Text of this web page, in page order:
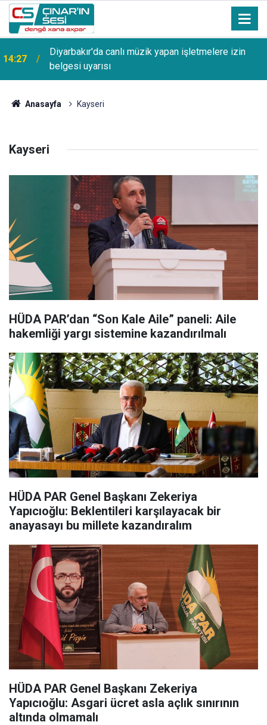
14:27
Diyarbakır'da canlı müzik yapan işletmelere izin
belgesi uyarısı
Anasayfa Kayseri
Kayseri
HÜDA PAR’dan “Son Kale Aile” paneli: Aile
hakemliği yargı sistemine kazandırılmalı
HÜDA PAR Genel Başkanı Zekeriya
Yapıcıoğlu: Beklentileri karşılayacak bir
anayasayı bu millete kazandıralım
HÜDA PAR Genel Başkanı Zekeriya
Yapıcıoğlu: Asgari ücret asla açlık sınırının
altında olmamalı